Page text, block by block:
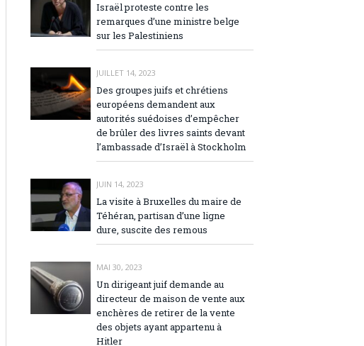
Israël proteste contre les
remarques d’une ministre belge
sur les Palestiniens
JUILLET 14, 2023
Des groupes juifs et chrétiens
européens demandent aux
autorités suédoises d’empêcher
de brûler des livres saints devant
l’ambassade d’Israël à Stockholm
JUIN 14, 2023
La visite à Bruxelles du maire de
Téhéran, partisan d’une ligne
dure, suscite des remous
MAI 30, 2023
Un dirigeant juif demande au
directeur de maison de vente aux
enchères de retirer de la vente
des objets ayant appartenu à
Hitler